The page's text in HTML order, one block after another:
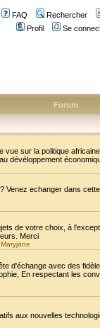
FAQ
Rechercher
Profil
Se
Forum
sur la politique
dévéloppement
Venez echanger dans
de votre choix, à
Merci
Maryjane
d'échange avec des
En respectant les
aux nouvelles